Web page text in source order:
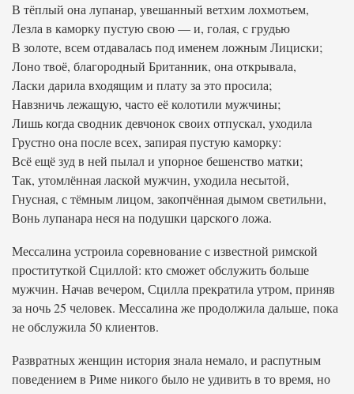
В тёплый она лупанар, увешанный ветхим лохмотьем,
Лезла в каморку пустую свою — и, голая, с грудью
В золоте, всем отдавалась под именем ложным Лициски;
Лоно твоё, благородный Британник, она открывала,
Ласки дарила входящим и плату за это просила;
Навзничь лежащую, часто её колотили мужчины;
Лишь когда сводник девчонок своих отпускал, уходила
Грустно она после всех, запирая пустую каморку:
Всё ещё зуд в ней пылал и упорное бешенство матки;
Так, утомлённая лаской мужчин, уходила несытой,
Гнусная, с тёмным лицом, закопчённая дымом светильни,
Вонь лупанара неся на подушки царского ложа.
Мессалина устроила соревнование с известной римской
проституткой Сциллой: кто сможет обслужить больше
мужчин. Начав вечером, Сцилла прекратила утром, приняв
за ночь 25 человек. Мессалина же продолжила дальше, пока
не обслужила 50 клиентов.
Развратных женщин история знала немало, и распутным
поведением в Риме никого было не удивить в то время, но